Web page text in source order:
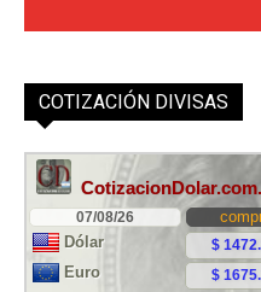
COTIZACIÓN DIVISAS